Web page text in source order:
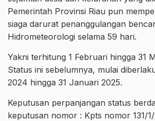
Pemerintah Provinsi Riau pun
siaga darurat penanggulangan
Hidrometeorologi selama 59 hari.
Yakni terhitung 1 Februari hingga 31
Status ini sebelumnya, mulai
2024 hingga 31 Januari 2025.
Keputusan perpanjangan status
keputusan nomor : Kpts nomor 131/